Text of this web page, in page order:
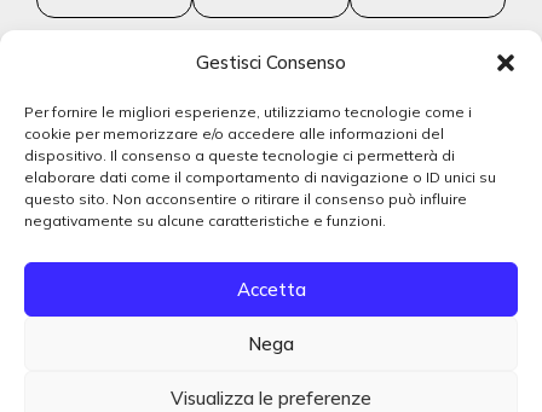
Gestisci Consenso
Per fornire le migliori esperienze, utilizziamo tecnologie come i
cookie per memorizzare e/o accedere alle informazioni del
dispositivo. Il consenso a queste tecnologie ci permetterà di
elaborare dati come il comportamento di navigazione o ID unici su
questo sito. Non acconsentire o ritirare il consenso può influire
negativamente su alcune caratteristiche e funzioni.
Accetta
Nega
Visualizza le preferenze
Il tuo studio dentistico di fiducia a Rimini
Rimini —
segreteria@gamberinistudio.com